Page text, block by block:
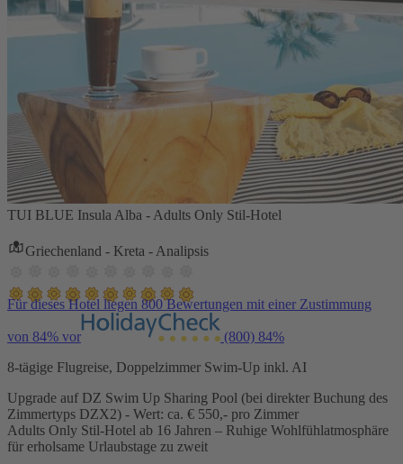
TUI BLUE Insula Alba - Adults Only Stil-Hotel
Griechenland - Kreta - Analipsis
Für dieses Hotel liegen 800 Bewertungen mit einer Zustimmung
von 84% vor (800) 84%
8-tägige Flugreise, Doppelzimmer Swim-Up inkl. AI
Upgrade auf DZ Swim Up Sharing Pool (bei direkter Buchung des
Zimmertyps DZX2) - Wert: ca. € 550,- pro Zimmer
Adults Only Stil-Hotel ab 16 Jahren – Ruhige Wohlfühlatmosphäre
für erholsame Urlaubstage zu zweit